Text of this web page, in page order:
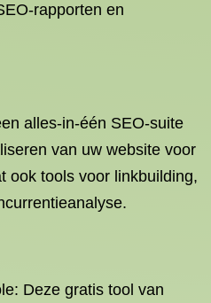
rapporten en
alles-in-één SEO-suite
van uw website voor
ook tools voor linkbuilding,
Deze gratis tool van